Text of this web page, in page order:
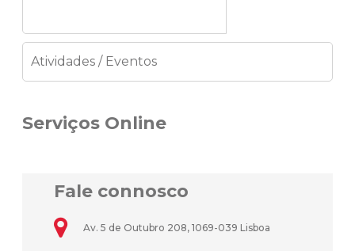
Atividades / Eventos
Serviços Online
Fale connosco
Av. 5 de Outubro 208, 1069-039 Lisboa